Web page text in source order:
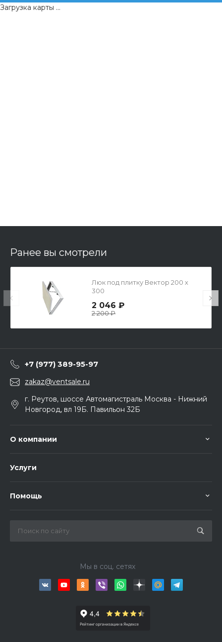
Загрузка карты ...
Ранее вы смотрели
Люк под плитку Вектор 200 х
300
2 046 ₽
2 200 ₽
+7 (977) 389-95-97
zakaz@ventsale.ru
г. Реутов, шоссе Автомагистраль Москва - Нижний
Новгород, вл 19Б. Павильон 32Б
О компании
Услуги
Помощь
Мы в соц. сетях